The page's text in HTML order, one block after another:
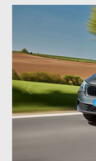
prev